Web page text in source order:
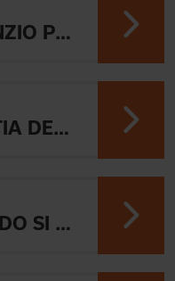
UN MINUTO DI SILENZIO PER LIVIO BERRUTI
IL RICORDO DI MATTIA DEBERTOLIS UNISCE L'ORIENTEERING
LA COPPA DEL MONDO SI CHIUDE CON LA STAFFETTA CHE VEDE VINCERE SVEZIA E NORVEGIA